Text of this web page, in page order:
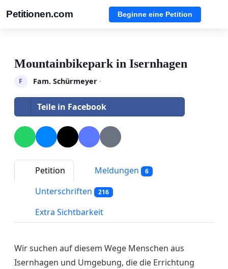
Petitionen.com Beginne eine Petition
Mountainbikepark in Isernhagen
F Fam. Schürmeyer·
Teile in Facebook
Petition Meldungen 6
Unterschriften 216
Extra Sichtbarkeit
Wir suchen auf diesem Wege Menschen aus
Isernhagen und Umgebung, die die Errichtung